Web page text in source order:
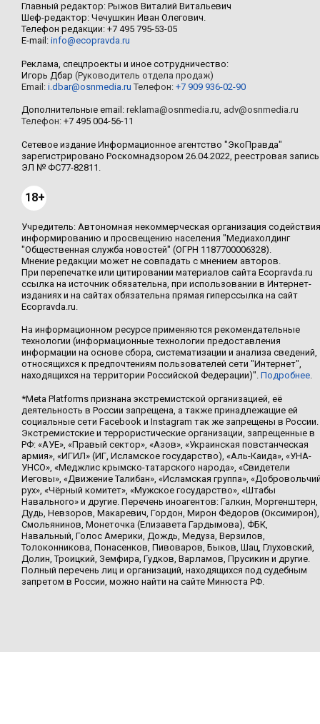
Главный редактор: Рыжов Виталий Витальевич
Шеф-редактор: Чечушкин Иван Олегович.
Телефон редакции: +7 495 795-53-05
E-mail: info@ecopravda.ru
Реклама, спецпроекты и иное сотрудничество:
Игорь Дбар (Руководитель отдела продаж)
Email: i.dbar@osnmedia.ru Телефон: +7 909 936-02-90
Дополнительные email: reklama@osnmedia.ru, adv@osnmedia.ru
Телефон: +7 495 004-56-11
Сетевое издание Информационное агентство "ЭкоПравда"
зарегистрировано Роскомнадзором 26.04.2022, реестровая запись
ЭЛ № ФС77-82811.
18+
Учредитель: Автономная некоммерческая организация содействия
информированию и просвещению населения "Медиахолдинг
"Общественная служба новостей" (ОГРН 1187700006328).
Мнение редакции может не совпадать с мнением авторов.
При перепечатке или цитировании материалов сайта Ecopravda.ru
ссылка на источник обязательна, при использовании в Интернет-
изданиях и на сайтах обязательна прямая гиперссылка на сайт
Ecopravda.ru.
На информационном ресурсе применяются рекомендательные
технологии (информационные технологии предоставления
информации на основе сбора, систематизации и анализа сведений,
относящихся к предпочтениям пользователей сети "Интернет",
находящихся на территории Российской Федерации)". Подробнее.
*Meta Platforms признана экстремистской организацией, её
деятельность в России запрещена, а также принадлежащие ей
социальные сети Facebook и Instagram так же запрещены в России.
Экстремистские и террористические организации, запрещенные в
РФ: «АУЕ», «Правый сектор», «Азов», «Украинская повстанческая
армия», «ИГИЛ» (ИГ, Исламское государство), «Аль-Каида», «УНА-
УНСО», «Меджлис крымско-татарского народа», «Свидетели
Иеговы», «Движение Талибан», «Исламская группа»,
рух», «Чёрный комитет», «Мужское государство», «Штабы
Навального» и другие. Перечень иноагентов: Галкин, Моргенштерн,
Дудь, Невзоров, Макаревич, Гордон, Мирон Фёдоров (Оксимирон),
Смольянинов, Монеточка (Елизавета Гардымова), ФБК,
Навальный, Голос Америки, Дождь, Медуза, Верзилов,
Толоконникова, Понасенков, Пивоваров, Быков, Шац, Глуховский,
Долин, Троицкий, Земфира, Гудков, Варламов, Прусикин и другие.
Полный перечень лиц и организаций, находящихся под судебным
запретом в России, можно найти на сайте Минюста РФ.